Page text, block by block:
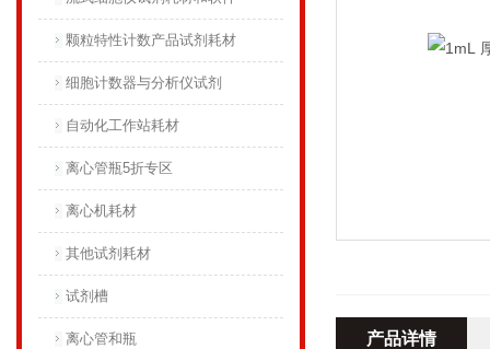
颗粒特性计数产品试剂耗材
细胞计数器与分析仪试剂
自动化工作站耗材
离心管瓶5折专区
离心机耗材
其他试剂耗材
试剂槽
离心管和瓶 产品详情